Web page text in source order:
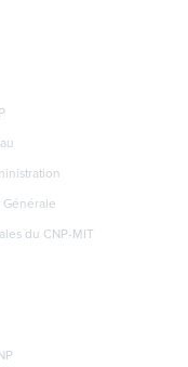
du CNP-MIT